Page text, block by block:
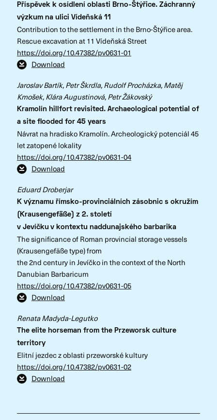
Příspěvek k osídlení oblasti Brno-Štýřice. Záchranný
výzkum na ulici Vídeňská 11
Contribution to the settlement in the Brno-Štýřice area.
Rescue excavation at 11 Vídeňská Street
https://doi.org/10.47382/pv0631-01
Download
Jaroslav Bartík, Petr Škrdla, Rudolf Procházka, Matěj
Kmošek, Klára Augustinová, Petr Žákovský
Kramolín hillfort revisited. Archaeological potential of
a site flooded for 45 years
Návrat na hradisko Kramolín. Archeologický potenciál 45
let zatopené lokality
https://doi.org/10.47382/pv0631-04
Download
Eduard Droberjar
K významu římsko-provinciálních zásobnic s okružím
(Krausengefäße) z 2. století
v Jevíčku v kontextu naddunajského barbarika
The significance of Roman provincial storage vessels
(Krausengefäße type) from
the 2nd century in Jevíčko in the context of the North
Danubian Barbaricum
https://doi.org/10.47382/pv0631-05
Download
Renata Madyda-Legutko
The elite horseman from the Przeworsk culture
territory
Elitní jezdec z oblasti przeworské kultury
https://doi.org/10.47382/pv0631-02
Download